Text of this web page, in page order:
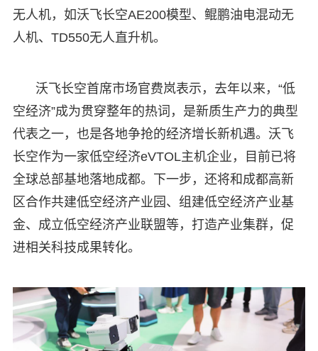
无人机，如沃飞长空AE200模型、鲲鹏油电混动无
人机、TD550无人直升机。
沃飞长空首席市场官费岚表示，去年以来，“低
空经济”成为贯穿整年的热词，是新质生产力的典型
代表之一，也是各地争抢的经济增长新机遇。沃飞
长空作为一家低空经济eVTOL主机企业，目前已将
全球总部基地落地成都。下一步，还将和成都高新
区合作共建低空经济产业园、组建低空经济产业基
金、成立低空经济产业联盟等，打造产业集群，促
进相关科技成果转化。